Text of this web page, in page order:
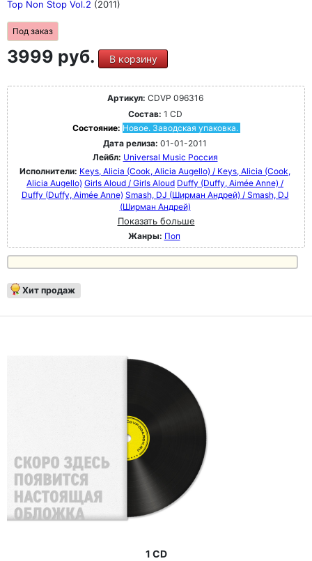
Top Non Stop Vol.2 (2011)
Под заказ
3999 руб. В корзину
Артикул: CDVP 096316
Состав: 1 CD
Состояние: Новое. Заводская упаковка.
Дата релиза: 01-01-2011
Лейбл: Universal Music Россия
Исполнители: Keys, Alicia (Cook, Alicia Augello) / Keys, Alicia (Cook,
Alicia Augello) Girls Aloud / Girls Aloud Duffy (Duffy, Aimée Anne) /
Duffy (Duffy, Aimée Anne) Smash, DJ (Ширман Андрей) / Smash, DJ
(Ширман Андрей)
Показать больше
Жанры: Поп
Хит продаж
1 CD